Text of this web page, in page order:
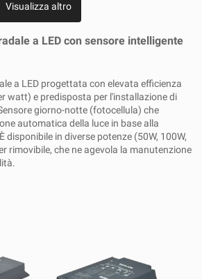
Visualizza altro
a LED con sensore intelligente
a LED progettata con elevata efficienza
watt) e predisposta per l'installazione di
giorno-notte (fotocellula) che
automatica della luce in base alla
disponibile in diverse potenze (50W, 100W,
rimovibile, che ne agevola la manutenzione